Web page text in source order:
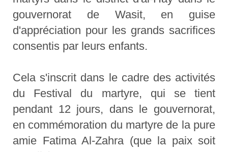
gouvernorat de Wasit, en guise
d'appréciation pour les grands sacrifices
consentis par leurs enfants.
Cela s'inscrit dans le cadre des activités
du Festival du martyre, qui se tient
pendant 12 jours, dans le gouvernorat,
en commémoration du martyre de la pure
amie Fatima Al-Zahra (que la paix soit